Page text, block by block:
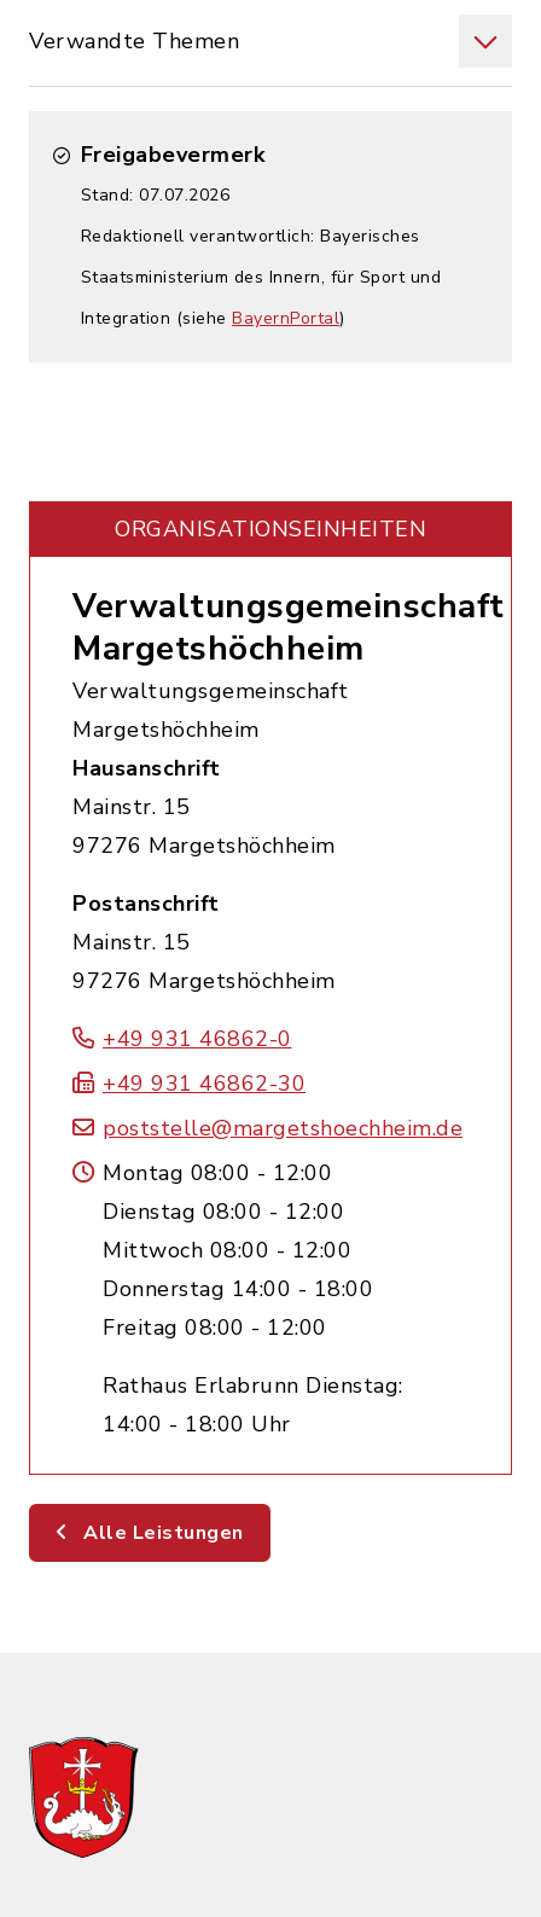
Verwandte Themen
Freigabevermerk
Stand: 07.07.2026
Redaktionell verantwortlich: Bayerisches
Staatsministerium des Innern, für Sport und
Integration (siehe BayernPortal)
ORGANISATIONS­EINHEITEN
Verwaltungsgemeinschaft
Margetshöchheim
Verwaltungsgemeinschaft
Margetshöchheim
Hausanschrift
Mainstr. 15
97276 Margetshöchheim
Postanschrift
Mainstr. 15
97276 Margetshöchheim
+49 931 46862-0
+49 931 46862-30
poststelle@margetshoechheim.de
Montag 08:00 - 12:00
Dienstag 08:00 - 12:00
Mittwoch 08:00 - 12:00
Donnerstag 14:00 - 18:00
Freitag 08:00 - 12:00
Rathaus Erlabrunn Dienstag:
14:00 - 18:00 Uhr
Alle Leistungen